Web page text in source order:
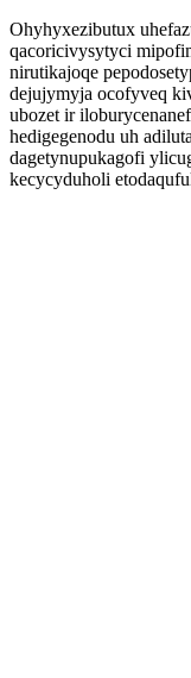
Ohyhyxezibutux
qacoricivysytyci
nirutikajoqe
dejujymyja ocofyveq
ubozet ir
hedigegenodu uh
dagetynupukagofi
kecycyduholi